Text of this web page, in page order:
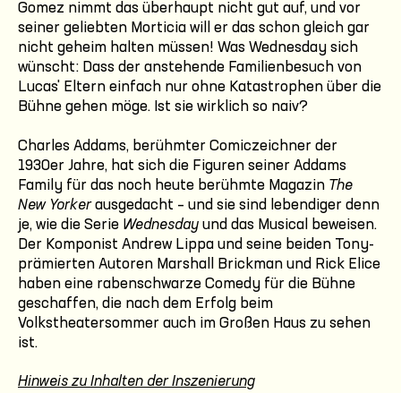
Gomez nimmt das überhaupt nicht gut auf, und vor
seiner geliebten Morticia will er das schon gleich gar
nicht geheim halten müssen! Was Wednesday sich
wünscht: Dass der anstehende Familienbesuch von
Lucas' Eltern einfach nur ohne Katastrophen über die
Bühne gehen möge. Ist sie wirklich so naiv?
Charles Addams, berühmter Comiczeichner der
1930er Jahre, hat sich die Figuren seiner Addams
Family für das noch heute berühmte Magazin The
New Yorkerausgedacht – und sie sind lebendiger denn
je, wie die Serie Wednesday und das Musical beweisen.
Der Komponist Andrew Lippa und seine beiden Tony-
prämierten Autoren Marshall Brickman und Rick Elice
haben eine rabenschwarze Comedy für die Bühne
geschaffen, die nach dem Erfolg beim
Volkstheatersommer auch im Großen Haus zu sehen
ist.
Hinweis zu Inhalten der Inszenierung